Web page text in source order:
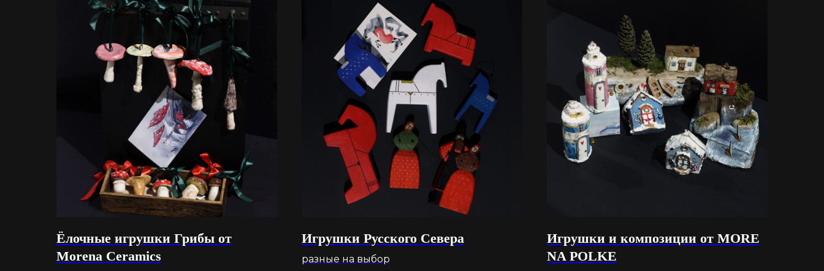
Ёлочные игрушки Грибы от
Morena Ceramics
Игрушки Русского Севера
разные на выбор
Игрушки и композиции от MORE
NA POLKE